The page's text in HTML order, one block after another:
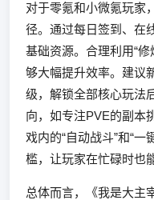
对于零氪和小微氪玩家
径。通过每日签到、在
基础资源。合理利用“修
够大幅提升效率。建议
级，解锁全部核心玩法
向，如专注PVE的副本
戏内的“自动战斗”和“一
槛，让玩家在忙碌时也
总体而言，《我是大主